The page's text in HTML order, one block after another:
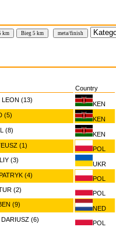
km Bieg 5 km meta/finish
Country
LEON (13)
KEN
(5)
KEN
(8)
KEN
(1) POL
(3)
UKR
(4) POL
(2) POL
(9)
NED
(6) POL